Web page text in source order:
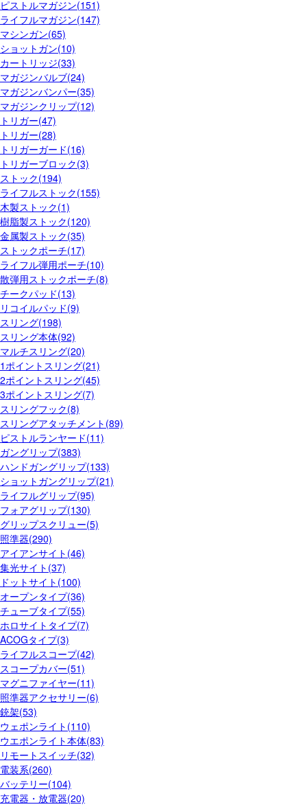
ピストルマガジン(151)
ライフルマガジン(147)
マシンガン(65)
ショットガン(10)
カートリッジ(33)
マガジンバルブ(24)
マガジンバンパー(35)
マガジンクリップ(12)
トリガー(47)
トリガー(28)
トリガーガード(16)
トリガーブロック(3)
ストック(194)
ライフルストック(155)
木製ストック(1)
樹脂製ストック(120)
金属製ストック(35)
ストックポーチ(17)
ライフル弾用ポーチ(10)
散弾用ストックポーチ(8)
チークパッド(13)
リコイルパッド(9)
スリング(198)
スリング本体(92)
マルチスリング(20)
1ポイントスリング(21)
2ポイントスリング(45)
3ポイントスリング(7)
スリングフック(8)
スリングアタッチメント(89)
ピストルランヤード(11)
ガングリップ(383)
ハンドガングリップ(133)
ショットガングリップ(21)
ライフルグリップ(95)
フォアグリップ(130)
グリップスクリュー(5)
照準器(290)
アイアンサイト(46)
集光サイト(37)
ドットサイト(100)
オープンタイプ(36)
チューブタイプ(55)
ホロサイトタイプ(7)
ACOGタイプ(3)
ライフルスコープ(42)
スコープカバー(51)
マグニファイヤー(11)
照準器アクセサリー(6)
銃架(53)
ウェポンライト(110)
ウエポンライト本体(83)
リモートスイッチ(32)
電装系(260)
バッテリー(104)
充電器・放電器(20)